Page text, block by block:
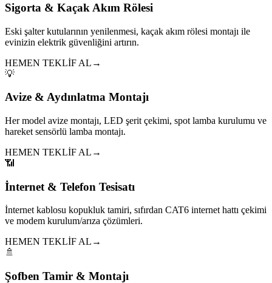
Sigorta & Kaçak Akım Rölesi
Eski şalter kutularının yenilenmesi, kaçak akım rölesi montajı ile
evinizin elektrik güvenliğini artırın.
HEMEN TEKLİF AL →
💡
Avize & Aydınlatma Montajı
Her model avize montajı, LED şerit çekimi, spot lamba kurulumu ve
hareket sensörlü lamba montajı.
HEMEN TEKLİF AL →
📶
İnternet & Telefon Tesisatı
İnternet kablosu kopukluk tamiri, sıfırdan CAT6 internet hattı çekimi
ve modem kurulum/arıza çözümleri.
HEMEN TEKLİF AL →
🚿
Şofben Tamir & Montajı